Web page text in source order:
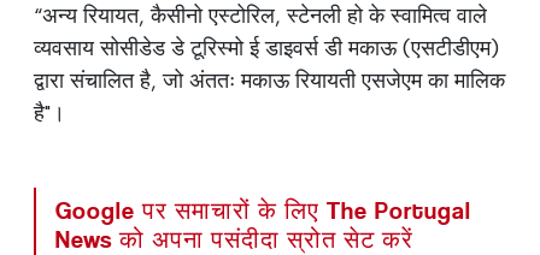
“अन्य रियायत, कैसीनो एस्टोरिल, स्टेनली हो के स्वामित्व वाले
व्यवसाय सोसीडेड डे टूरिस्मो ई डाइवर्स डी मकाऊ (एसटीडीएम)
द्वारा संचालित है, जो अंततः मकाऊ रियायती एसजेएम का मालिक
है"।
Google पर समाचारों के लिए The Portugal
News को अपना पसंदीदा स्रोत सेट करें